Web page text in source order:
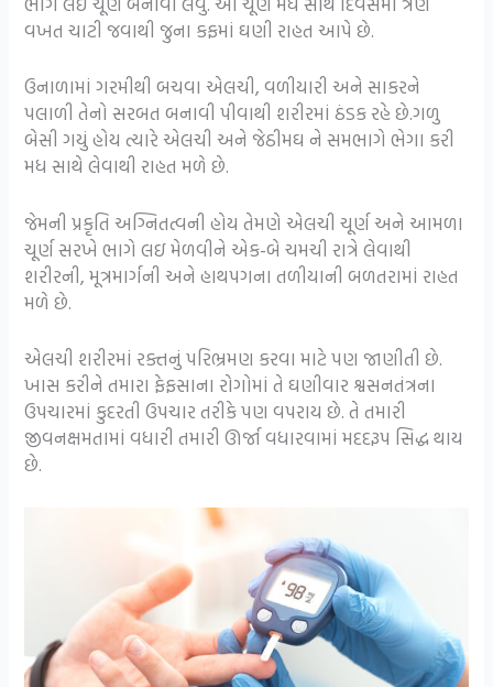
વખત ચાટી જવાથી જુના કફમાં ઘણી રાહત આપે છે.
ઉનાળામાં ગરમીથી બચવા એલચી, વળીયારી અને સાકરને
પલાળી તેનો સરબત બનાવી પીવાથી શરીરમાં ઠંડક રહે છે.ગળુ
બેસી ગયું હોય ત્યારે એલચી અને જેઠીમઘ ને સમભાગે ભેગા કરી
મધ સાથે લેવાથી રાહત મળે છે.
જેમની પ્રકૃતિ અગ્નિતત્વની હોય તેમણે એલચી ચૂર્ણ અને આમળા
ચૂર્ણ સરખે ભાગે લઇ મેળવીને એક-બે ચમચી રાત્રે લેવાથી
શરીરની, મૂત્રમાર્ગની અને હાથપગના તળીયાની બળતરામાં રાહત
મળે છે.
એલચી શરીરમાં રક્તનું પરિભ્રમણ કરવા માટે પણ જાણીતી છે.
ખાસ કરીને તમારા ફેફસાના રોગોમાં તે ઘણીવાર શ્વસનતંત્રના
ઉપચારમાં કુદરતી ઉપચાર તરીકે પણ વપરાય છે. તે તમારી
જીવનક્ષમતામાં વધારી તમારી ઊર્જા વધારવામાં મદદરૂપ સિદ્ધ થાય
છે.